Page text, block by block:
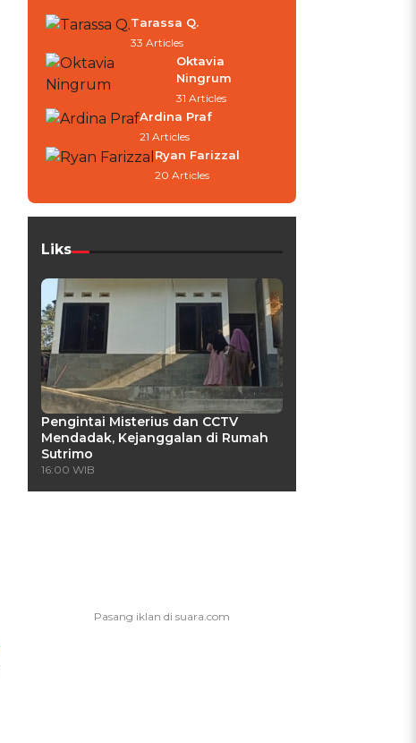
Tarassa Q.
33 Articles
Oktavia
Ningrum
31 Articles
Ardina Praf
21 Articles
Ryan Farizzal
20 Articles
Liks
Pengintai Misterius dan CCTV
Mendadak, Kejanggalan di Rumah
Sutrimo
16:00 WIB